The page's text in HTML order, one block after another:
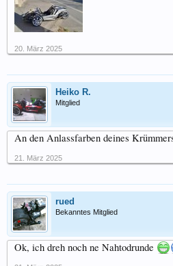
20. März 2025
Heiko R.
Mitglied
An den Anlassfarben deines
21. März 2025
rued
Bekanntes Mitglied
Ok, ich dreh noch ne Nahtodrunde